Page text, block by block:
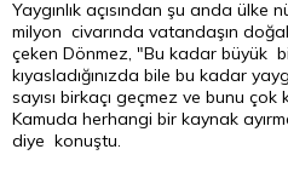
Yaygınlık açısından şu anda ülke
milyon civarında vatandaşın
çeken Dönmez, "Bu kadar büyük
kıyasladığınızda bile bu kadar
sayısı birkaçı geçmez ve bunu
Kamuda herhangi bir kaynak
diye konuştu.